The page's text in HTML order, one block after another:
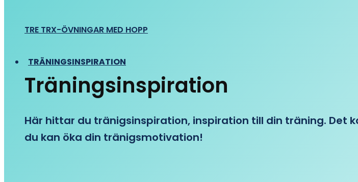
TRE TRX-ÖVNINGAR MED HOPP
TRÄNINGSINSPIRATION
Träningsinspiration
Här hittar du tränigsinspiration, inspiration till din träning. Det
du kan öka din tränigsmotivation!